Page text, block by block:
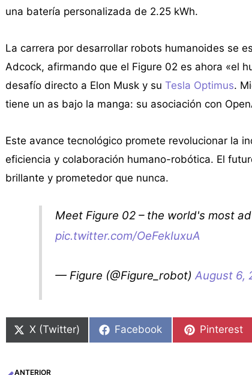
una batería personalizada de 2.25 kWh.
La carrera por desarrollar robots humanoides se
Adcock, afirmando que el Figure 02 es ahora «el
desafío directo a Elon Musk y su Tesla Optimus.
tiene un as bajo la manga: su asociación con
Este avance tecnológico promete revolucionar la
eficiencia y colaboración humano-robótica. El
brillante y prometedor que nunca.
Meet Figure 02 – the world's most
pic.twitter.com/OeFekIuxuA
— Figure (@Figure_robot)August 6,
X (Twitter) Facebook Pinterest
ANTERIOR